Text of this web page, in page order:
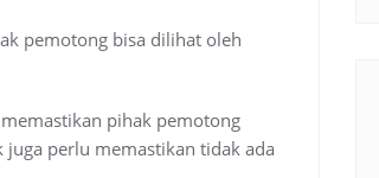
pemotong bisa dilihat oleh
pihak pemotong
juga perlu memastikan tidak ada